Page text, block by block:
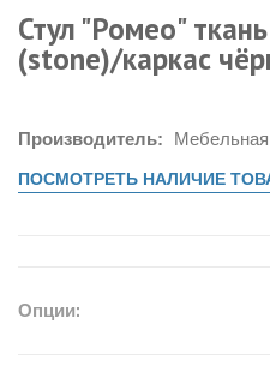
Стул "Ромео"
(stone)/каркас
Производитель:
ПОСМОТРЕТЬ НАЛИЧИЕ
Опции: